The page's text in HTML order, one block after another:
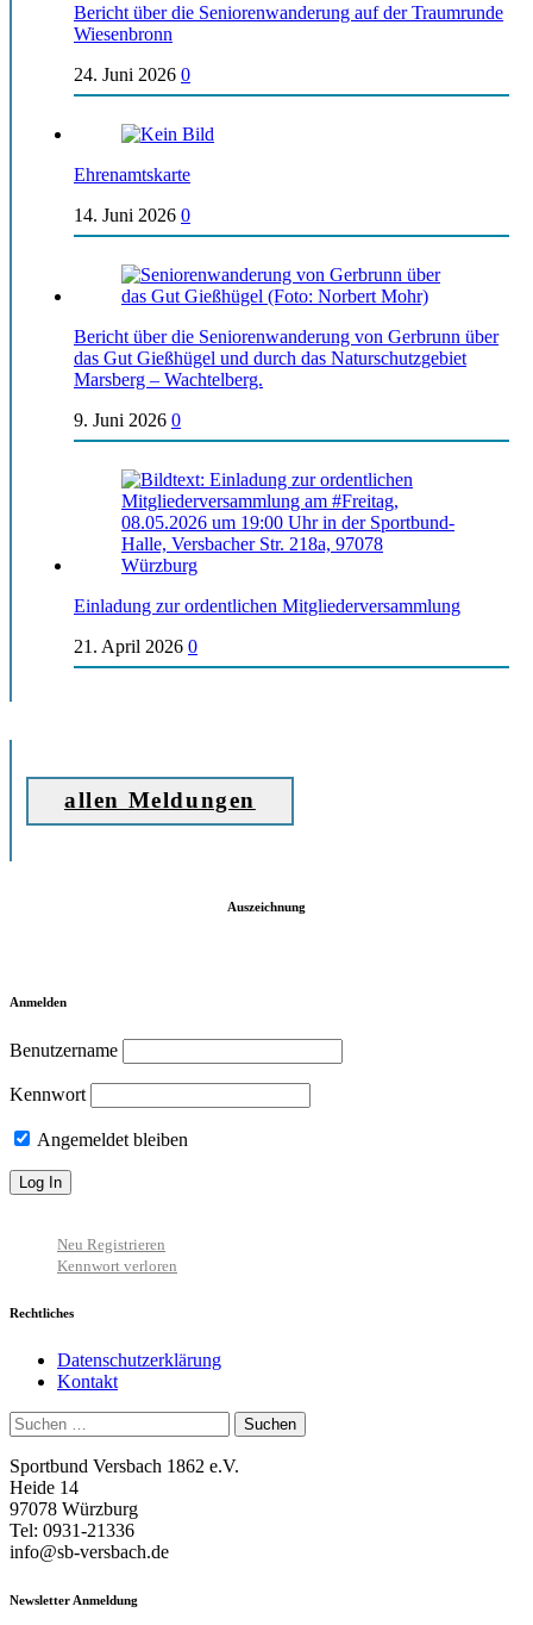
Bericht über die Seniorenwanderung auf der Traumrunde
Wiesenbronn
24. Juni 2026 0
Ehrenamtskarte
14. Juni 2026 0
Bericht über die Seniorenwanderung von Gerbrunn über
das Gut Gießhügel und durch das Naturschutzgebiet
Marsberg – Wachtelberg.
9. Juni 2026 0
Einladung zur ordentlichen Mitgliederversammlung
21. April 2026 0
allen Meldungen
Auszeichnung
Anmelden
Benutzername
Kennwort
Angemeldet bleiben
Neu Registrieren
Kennwort verloren
Rechtliches
Datenschutzerklärung
Kontakt
Suchen
nach:
Sportbund Versbach 1862 e.V.
Heide 14
97078 Würzburg
Tel: 0931-21336
info@sb-versbach.de
Newsletter Anmeldung